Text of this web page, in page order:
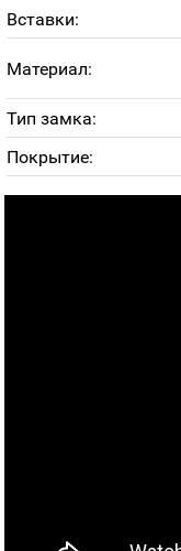
Вставки:
Материал:
Тип замка:
Покрытие: